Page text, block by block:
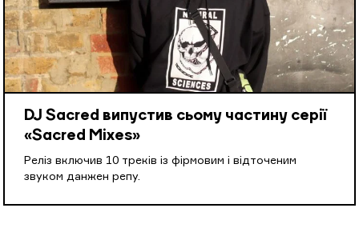
DJ Sacred випустив сьому частину серії
«Sacred Mixes»
Реліз включив 10 треків із фірмовим і відточеним
звуком данжен репу.